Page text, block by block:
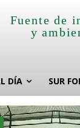
Fuente de
y
DÍA SUR